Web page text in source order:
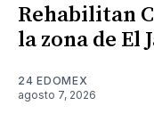
Rehabilitan
la zona de El
24 EDOMEX
agosto 7, 2026